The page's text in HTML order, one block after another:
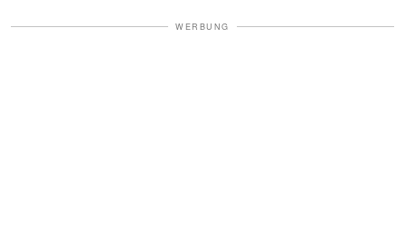
WERBUNG